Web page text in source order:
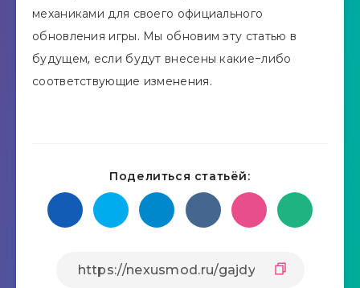
механиками для своего официального
обновления игры. Мы обновим эту статью в
будущем, если будут внесены какие-либо
соответствующие изменения.
Поделиться статьёй: